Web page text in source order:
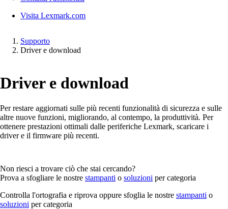
Visita Lexmark.com
Supporto
Driver e download
Driver e download
Per restare aggiornati sulle più recenti funzionalità di sicurezza e sulle
altre nuove funzioni, migliorando, al contempo, la produttività. Per
ottenere prestazioni ottimali dalle periferiche Lexmark, scaricare i
driver e il firmware più recenti.
Non riesci a trovare ciò che stai cercando?
Prova a sfogliare le nostre stampanti o soluzioni per categoria
Controlla l'ortografia e riprova oppure sfoglia le nostre stampanti o
soluzioni per categoria